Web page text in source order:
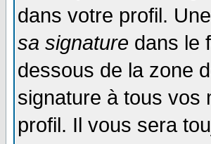
dans votre profil.
sa signature dans le
dessous de la zone
signature à tous vos
profil. Il vous sera